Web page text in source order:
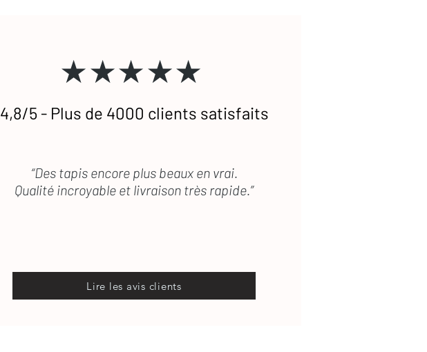
★★★★★
4,8/5 - Plus de 4000 clients satisfaits
“Des tapis encore plus beaux en vrai.
Qualité incroyable et livraison très rapide.”
Lire les avis clients